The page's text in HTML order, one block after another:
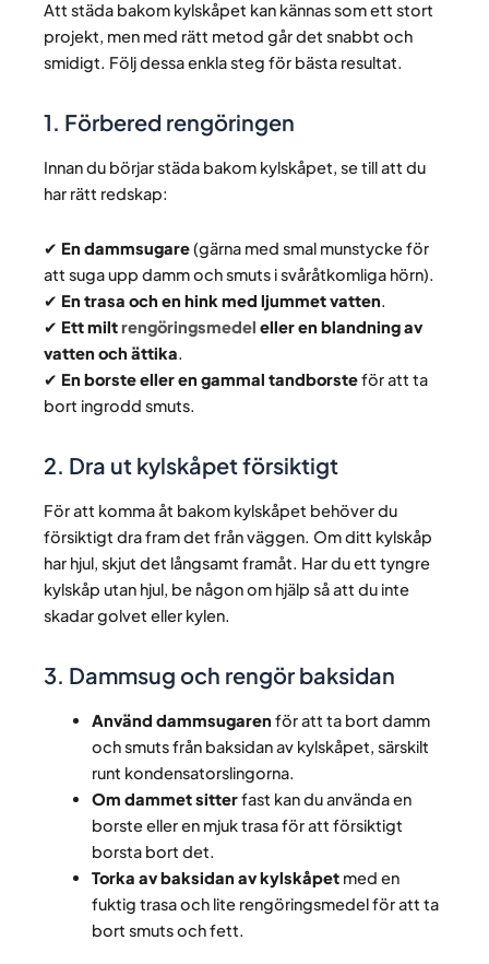
Att städa bakom kylskåpet kan kännas som ett stort
projekt, men med rätt metod går det snabbt och
smidigt. Följ dessa enkla steg för bästa resultat.
1. Förbered rengöringen
Innan du börjar städa bakom kylskåpet, se till att du
har rätt redskap:
✔ En dammsugare(gärna med smal munstycke för
att suga upp damm och smuts i svåråtkomliga hörn).
✔ En trasa och en hink med ljummet vatten.
✔ Ett miltrengöringsmedel eller en blandning av
vatten och ättika.
✔ En borste eller en gammal tandborsteför att ta
bort ingrodd smuts.
2. Dra ut kylskåpet försiktigt
För att komma åt bakom kylskåpet behöver du
försiktigt dra fram det från väggen. Om ditt kylskåp
har hjul, skjut det långsamt framåt. Har du ett tyngre
kylskåp utan hjul, be någon om hjälp så att du inte
skadar golvet eller kylen.
3. Dammsug och rengör baksidan
Använd dammsugaren för att ta bort damm
och smuts från baksidan av kylskåpet, särskilt
runt kondensatorslingorna.
Om dammet sitterfast kan du använda en
borste eller en mjuk trasa för att försiktigt
borsta bort det.
Torka av baksidan av kylskåpetmed en
fuktig trasa och lite rengöringsmedel för att ta
bort smuts och fett.